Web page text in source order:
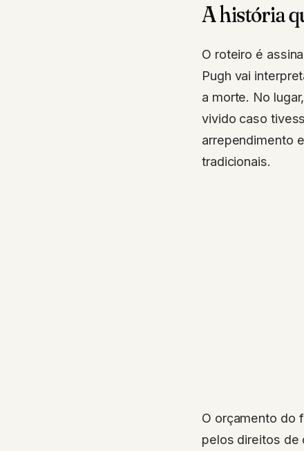
A história
O roteiro é
Pugh vai
a morte. No
vivido caso
arrependimento
tradicionais.
O orçamento do
pelos direitos de